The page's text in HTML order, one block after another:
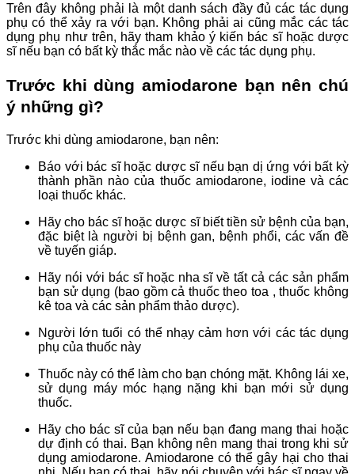
Trên đây không phải là một danh sách đầy đủ các tác dụng
phụ có thể xảy ra với bạn. Không phải ai cũng mắc các tác
dụng phụ như trên, hãy tham khảo ý kiến bác sĩ hoặc dược
sĩ nếu bạn có bất kỳ thắc mắc nào về các tác dụng phụ.
Trước khi dùng amiodarone bạn nên chú
ý những gì?
Trước khi dùng amiodarone, bạn nên:
Báo với bác sĩ hoặc dược sĩ nếu bạn dị ứng với bất kỳ
thành phần nào của thuốc amiodarone, iodine và các
loại thuốc khác.
Hãy cho bác sĩ hoặc dược sĩ biết tiền sử bệnh của bạn,
đặc biệt là người bị bệnh gan, bệnh phổi, các vấn đề
về tuyến giáp.
Hãy nói với bác sĩ hoặc nha sĩ về tất cả các sản phẩm
bạn sử dụng (bao gồm cả thuốc theo toa , thuốc không
kê toa và các sản phẩm thảo dược).
Người lớn tuổi có thể nhạy cảm hơn với các tác dụng
phụ của thuốc này
Thuốc này có thể làm cho bạn chóng mặt. Không lái xe,
sử dụng máy móc hạng nặng khi bạn mới sử dụng
thuốc.
Hãy cho bác sĩ của bạn nếu bạn đang mang thai hoặc
dự định có thai. Bạn không nên mang thai trong khi sử
dụng amiodarone. Amiodarone có thể gây hại cho thai